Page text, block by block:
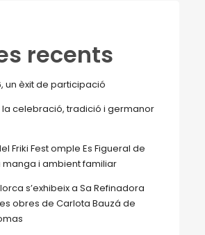
recents
un èxit de participació
la celebració, tradició i germanor
Friki Fest omple Es Figueral de
i ambient familiar
s’exhibeix a Sa Refinadora
obres de Carlota Bauzá de